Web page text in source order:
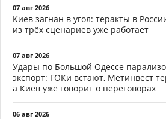
07 авг 2026
Киев загнан в угол: теракты в
из трёх сценариев уже работает
07 авг 2026
Удары по Большой Одессе
экспорт: ГОКи встают, Метинвест
а Киев уже говорит о переговорах
06 авг 2026